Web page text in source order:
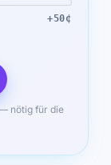
+50¢
nötig für die